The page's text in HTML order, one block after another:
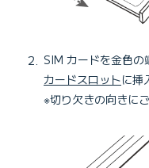
SIM カードを金色
カードスロットに挿
※切り欠きの向きに